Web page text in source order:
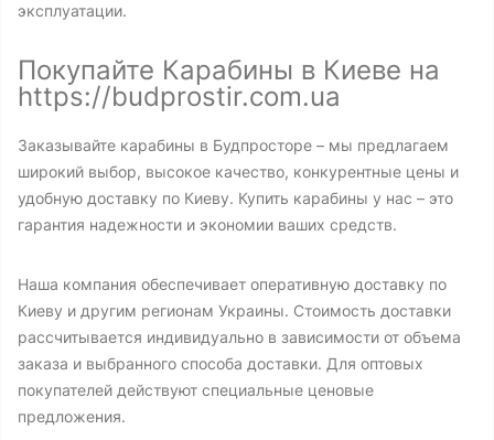
эксплуатации.
Покупайте Карабины в Киеве на
https://budprostir.com.ua
Заказывайте карабины в Будпросторе – мы предлагаем
широкий выбор, высокое качество, конкурентные цены и
удобную доставку по Киеву. Купить карабины у нас – это
гарантия надежности и экономии ваших средств.
Наша компания обеспечивает оперативную доставку по
Киеву и другим регионам Украины. Стоимость доставки
рассчитывается индивидуально в зависимости от объема
заказа и выбранного способа доставки. Для оптовых
покупателей действуют специальные ценовые
предложения.